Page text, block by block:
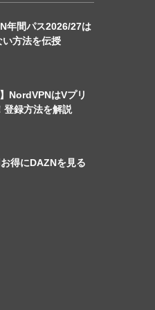
年間パス2026/27は
方法を伝授
NordVPNはVプリ
登録方法を解説
得にDAZNを見る